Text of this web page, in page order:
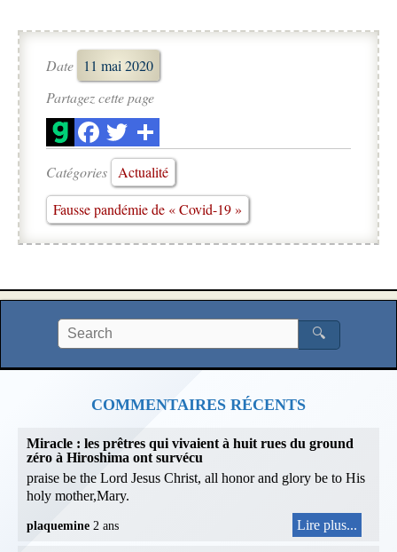
Date
11 mai 2020
Partagez cette page
Catégories
Actualité
Fausse pandémie de « Covid-19 »
🔍
COMMENTAIRES RÉCENTS
Miracle : les prêtres qui vivaient à huit rues du ground
zéro à Hiroshima ont survécu
praise be the Lord Jesus Christ, all honor and glory be to His
holy mother,Mary.
plaquemine 2 ans Lire plus...